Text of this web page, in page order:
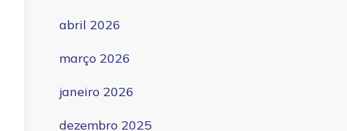
abril 2026
março 2026
janeiro 2026
dezembro 2025